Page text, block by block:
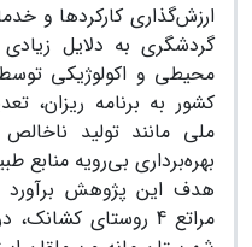
ارزش‌گذاری کارکردها و
گردشگری به دلایل
محیطی و اکولوژیکی
کشور به برنامه ریزان،
ملی مانند تولید
بهره‌برداری بی‌رویه منابع
هدف این پژوهش برآورد
مراتع 4 روستای